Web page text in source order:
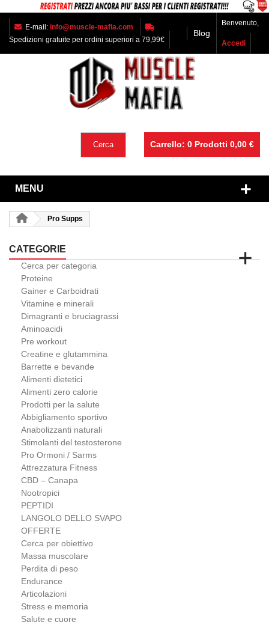
E-mail: info@muscle-mafia.com
Spedizioni gratuite per ordini superiori a 79,99€
Blog
Benvenuto,
Accedi
Carrello: 0 Prodotti 0,00 €
Cerca
MENU
Pro Supps
CATEGORIE
Cerca per categoria
Proteine
Gainer e Carboidrati
Vitamine e minerali
Dimagranti e bruciagrassi
Aminoacidi
Pre workout
Creatine e glutammina
Barrette e bevande
Alimenti dietetici
Alimenti zero calorie
Prodotti per la salute
Abbigliamento sportivo
Anabolizzanti naturali
Stimolanti del testosterone
Pro Ormoni / Sarms
Attrezzatura Fitness
CBD – Canapa
Nootropici
PEPTIDI
LANGOLO DELLO SVAPO
OFFERTE
Cerca per obiettivo
Massa muscolare
Perdita di peso
Endurance
Articolazioni
Stress e memoria
Salute e cuore